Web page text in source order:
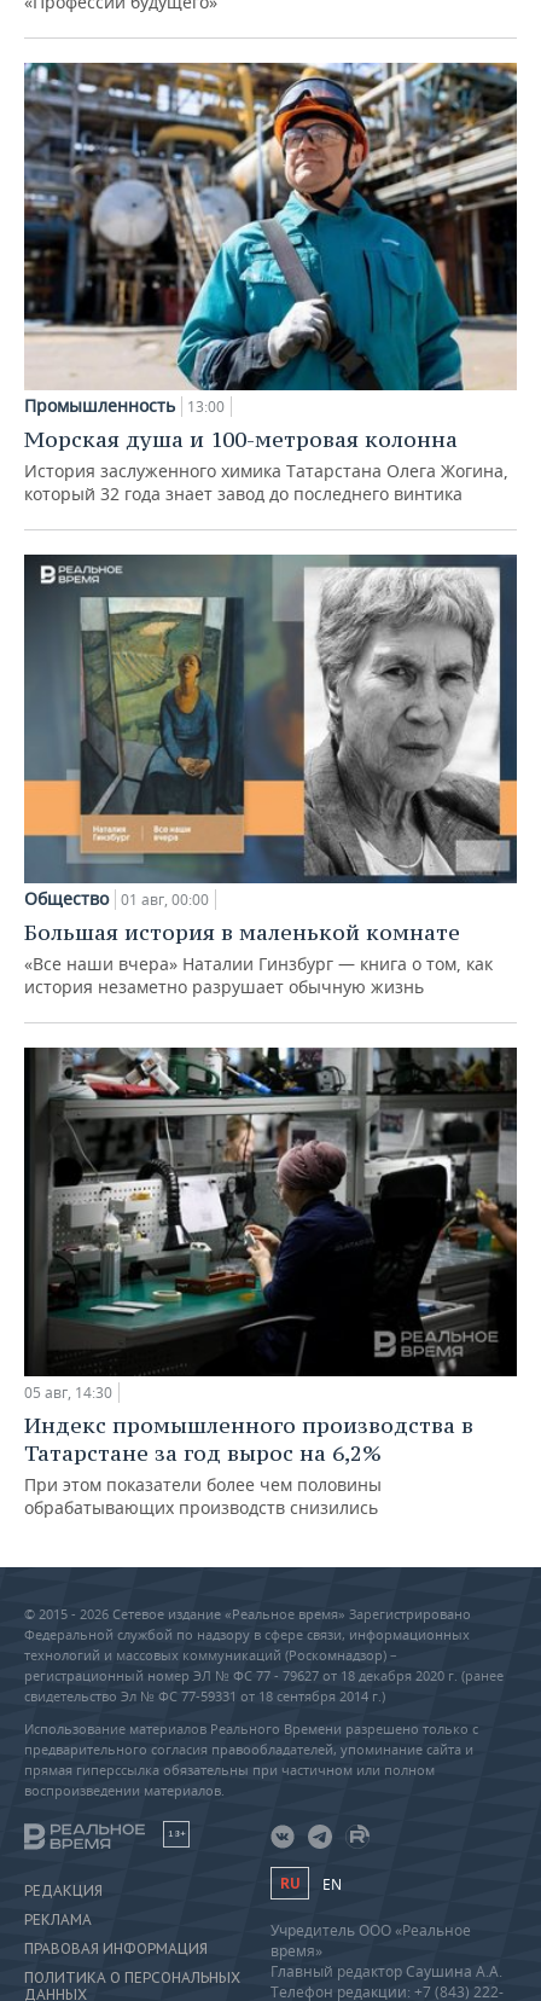
Промышленность 13:00
Морская душа и 100-метровая колонна
История заслуженного химика Татарстана Олега Жогина,
который 32 года знает завод до последнего винтика
Общество 01 авг, 00:00
Большая история в маленькой комнате
«Все наши вчера» Наталии Гинзбург — книга о том, как
история незаметно разрушает обычную жизнь
05 авг, 14:30
Индекс промышленного производства в
Татарстане за год вырос на 6,2%
При этом показатели более чем половины
обрабатывающих производств снизились
© 2015 - 2026 Сетевое издание «Реальное время» Зарегистрировано
Федеральной службой по надзору в сфере связи, информационных
технологий и массовых коммуникаций (Роскомнадзор) –
регистрационный номер ЭЛ № ФС 77 - 79627 от 18 декабря 2020 г. (ранее
свидетельство Эл № ФС 77-59331 от 18 сентября 2014 г.)
Использование материалов Реального Времени разрешено только с
предварительного согласия правообладателей, упоминание сайта и
прямая гиперссылка обязательны при частичном или полном
воспроизведении материалов.
18+
РЕДАКЦИЯ
РЕКЛАМА
ПРАВОВАЯ ИНФОРМАЦИЯ
ПОЛИТИКА О ПЕРСОНАЛЬНЫХ
ДАННЫХ
RU EN
Учредитель ООО «Реальное
время»
Главный редактор Саушина А.А.
Телефон редакции: +7 (843) 222-